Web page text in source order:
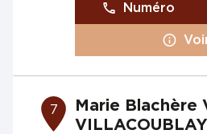
Numéro
7
Marie Blachère
VILLACOUBLAY